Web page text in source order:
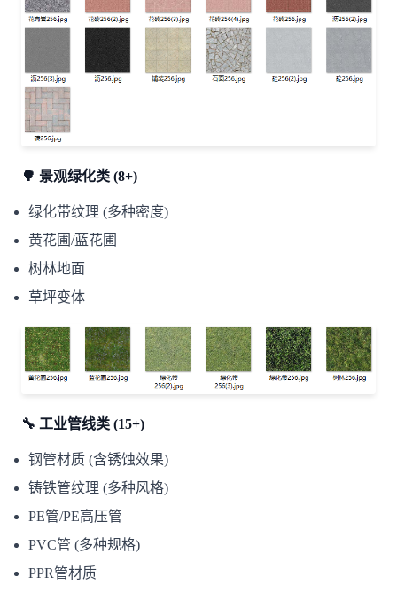
🌳 景观绿化类 (8+)
绿化带纹理 (多种密度)
黄花圃/蓝花圃
树林地面
草坪变体
🔧 工业管线类 (15+)
钢管材质 (含锈蚀效果)
铸铁管纹理 (多种风格)
PE管/PE高压管
PVC管 (多种规格)
PPR管材质